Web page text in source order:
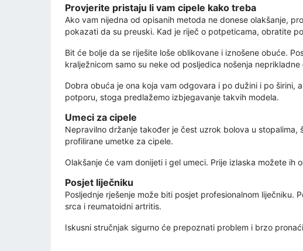
Provjerite pristaju li vam cipele kako treba
Ako vam nijedna od opisanih metoda ne donese olakšanje,
pokazati da su preuski. Kad je riječ o potpeticama, obratite
Bit će bolje da se riješite loše oblikovane i iznošene obuće.
kralježnicom samo su neke od posljedica nošenja neprikladne
Dobra obuća je ona koja vam odgovara i po dužini i po
potporu, stoga predlažemo izbjegavanje takvih modela.
Umeci za cipele
Nepravilno držanje također je čest uzrok bolova u
profilirane umetke za cipele.
Olakšanje će vam donijeti i gel umeci. Prije izlaska možete
Posjet liječniku
Posljednje rješenje može biti posjet profesionalnom liječniku.
srca i reumatoidni artritis.
Iskusni stručnjak sigurno će prepoznati problem i brzo